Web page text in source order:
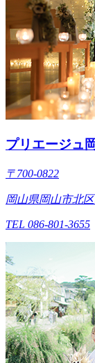
プリエージュ
〒700-0822
岡山県岡山市北
TEL 086-801-3655